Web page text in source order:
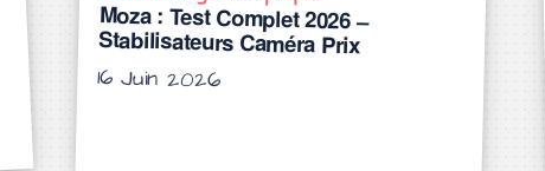
Moza : Test Complet 2026 –
Stabilisateurs Caméra Prix
16 Juin 2026